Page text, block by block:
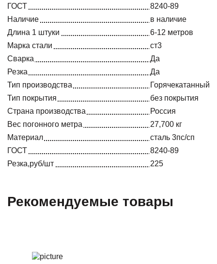
ГОСТ
8240-89
Наличие
в наличие
Длина 1 штуки
6-12 метров
Марка стали
ст3
Сварка
Да
Резка
Да
Тип производства
Горячекатанный
Тип покрытия
без покрытия
Страна производства
Россия
Вес погонного метра
27,700 кг
Материал
сталь 3пс/сп
ГОСТ
8240-89
Резка,руб/шт
225
Рекомендуемые товары